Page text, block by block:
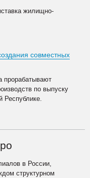
жилищно-
совместных
прорабатывают
по выпуску
Республике.
в России,
структурном